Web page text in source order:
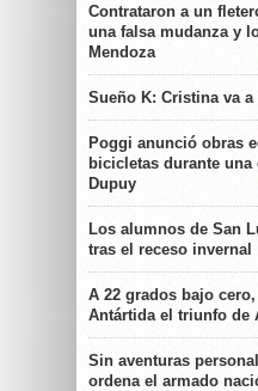
Contrataron a un
una falsa mudanza y
Mendoza
Sueño K: Cristina va
Poggi anunció obras
bicicletas durante
Dupuy
Los alumnos de San
tras el receso invernal
A 22 grados bajo
Antártida el triunfo de
Sin aventuras
ordena el armado